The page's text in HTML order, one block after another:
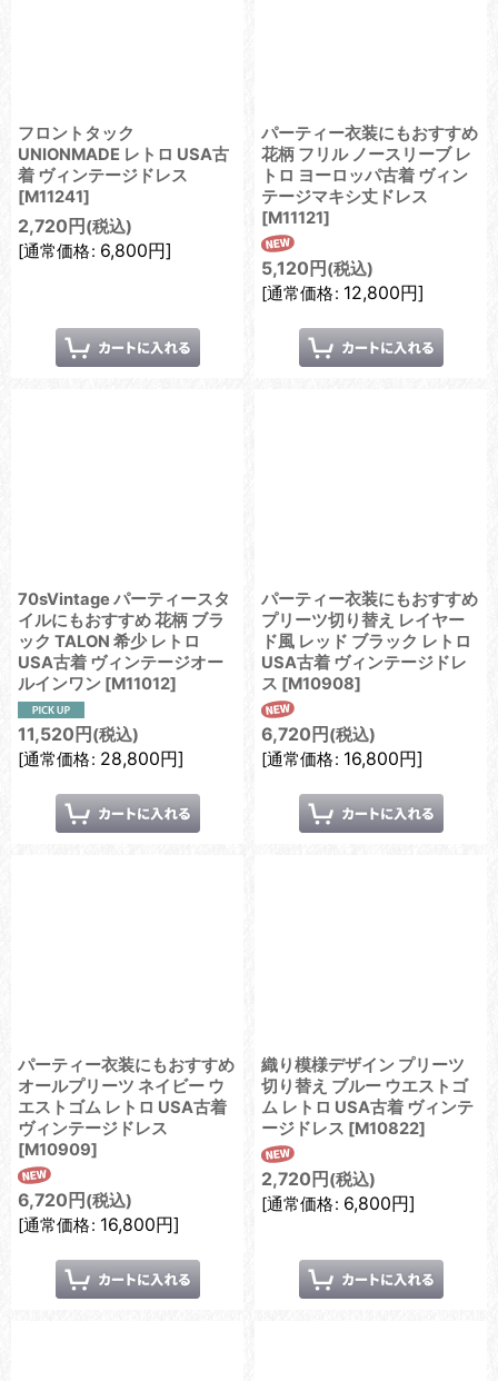
フロントタック
UNIONMADE レトロ USA古
着 ヴィンテージドレス
[M11241]
2,720 円 (税込)
[通常価格: 6,800円]
パーティー衣装にもおすすめ
花柄 フリル ノースリーブ レ
トロ ヨーロッパ古着 ヴィン
テージマキシ丈ドレス
[M11121]
5,120 円 (税込)
[通常価格: 12,800円]
70sVintage パーティースタ
イルにもおすすめ 花柄 ブラ
ック TALON 希少 レトロ
USA古着 ヴィンテージオー
ルインワン [M11012]
11,520 円 (税込)
[通常価格: 28,800円]
パーティー衣装にもおすすめ
プリーツ切り替え レイヤー
ド風 レッド ブラック レトロ
USA古着 ヴィンテージドレ
ス [M10908]
6,720 円 (税込)
[通常価格: 16,800円]
パーティー衣装にもおすすめ
オールプリーツ ネイビー ウ
エストゴム レトロ USA古着
ヴィンテージドレス
[M10909]
6,720 円 (税込)
[通常価格: 16,800円]
織り模様デザイン プリーツ
切り替え ブルー ウエストゴ
ム レトロ USA古着 ヴィンテ
ージドレス [M10822]
2,720 円 (税込)
[通常価格: 6,800円]